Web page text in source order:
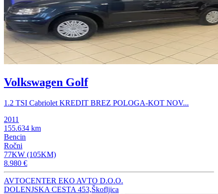
Volkswagen Golf
1.2 TSI Cabriolet KREDIT BREZ POLOGA-KOT NOV...
2011
155.634 km
Bencin
Ročni
77KW (105KM)
8.980 €
AVTOCENTER EKO AVTO D.O.O.
DOLENJSKA CESTA 453,Škofljica